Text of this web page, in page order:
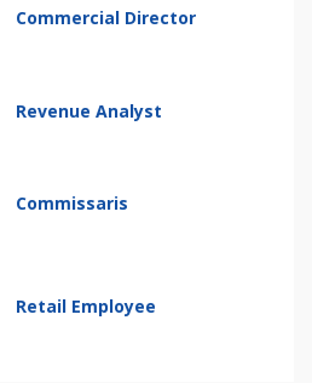
Commercial Director
Revenue Analyst
Commissaris
Retail Employee